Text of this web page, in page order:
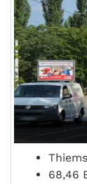
68,46